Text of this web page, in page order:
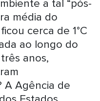
a tal “pós-
média do
cerca de 1°C
ao longo do
anos,
A Agência de